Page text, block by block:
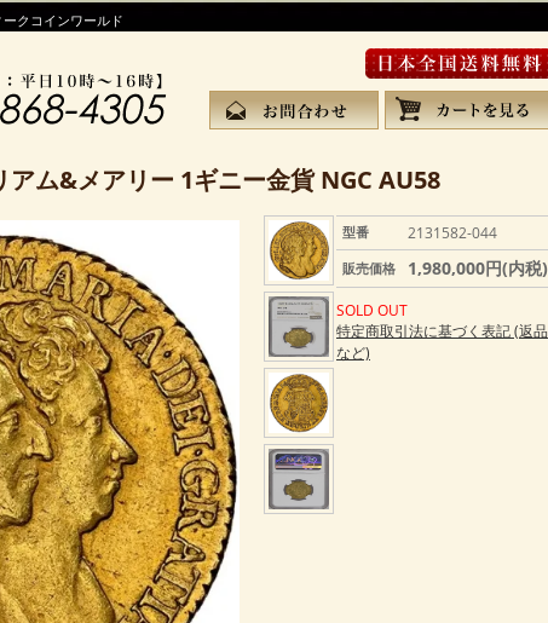
クコインワールド
アム&メアリー 1ギニー金貨 NGC AU58
型番 2131582-044
販売価格 1,980,000円(内税)
SOLD OUT
特定商取引法に基づく表記 (返品
など)